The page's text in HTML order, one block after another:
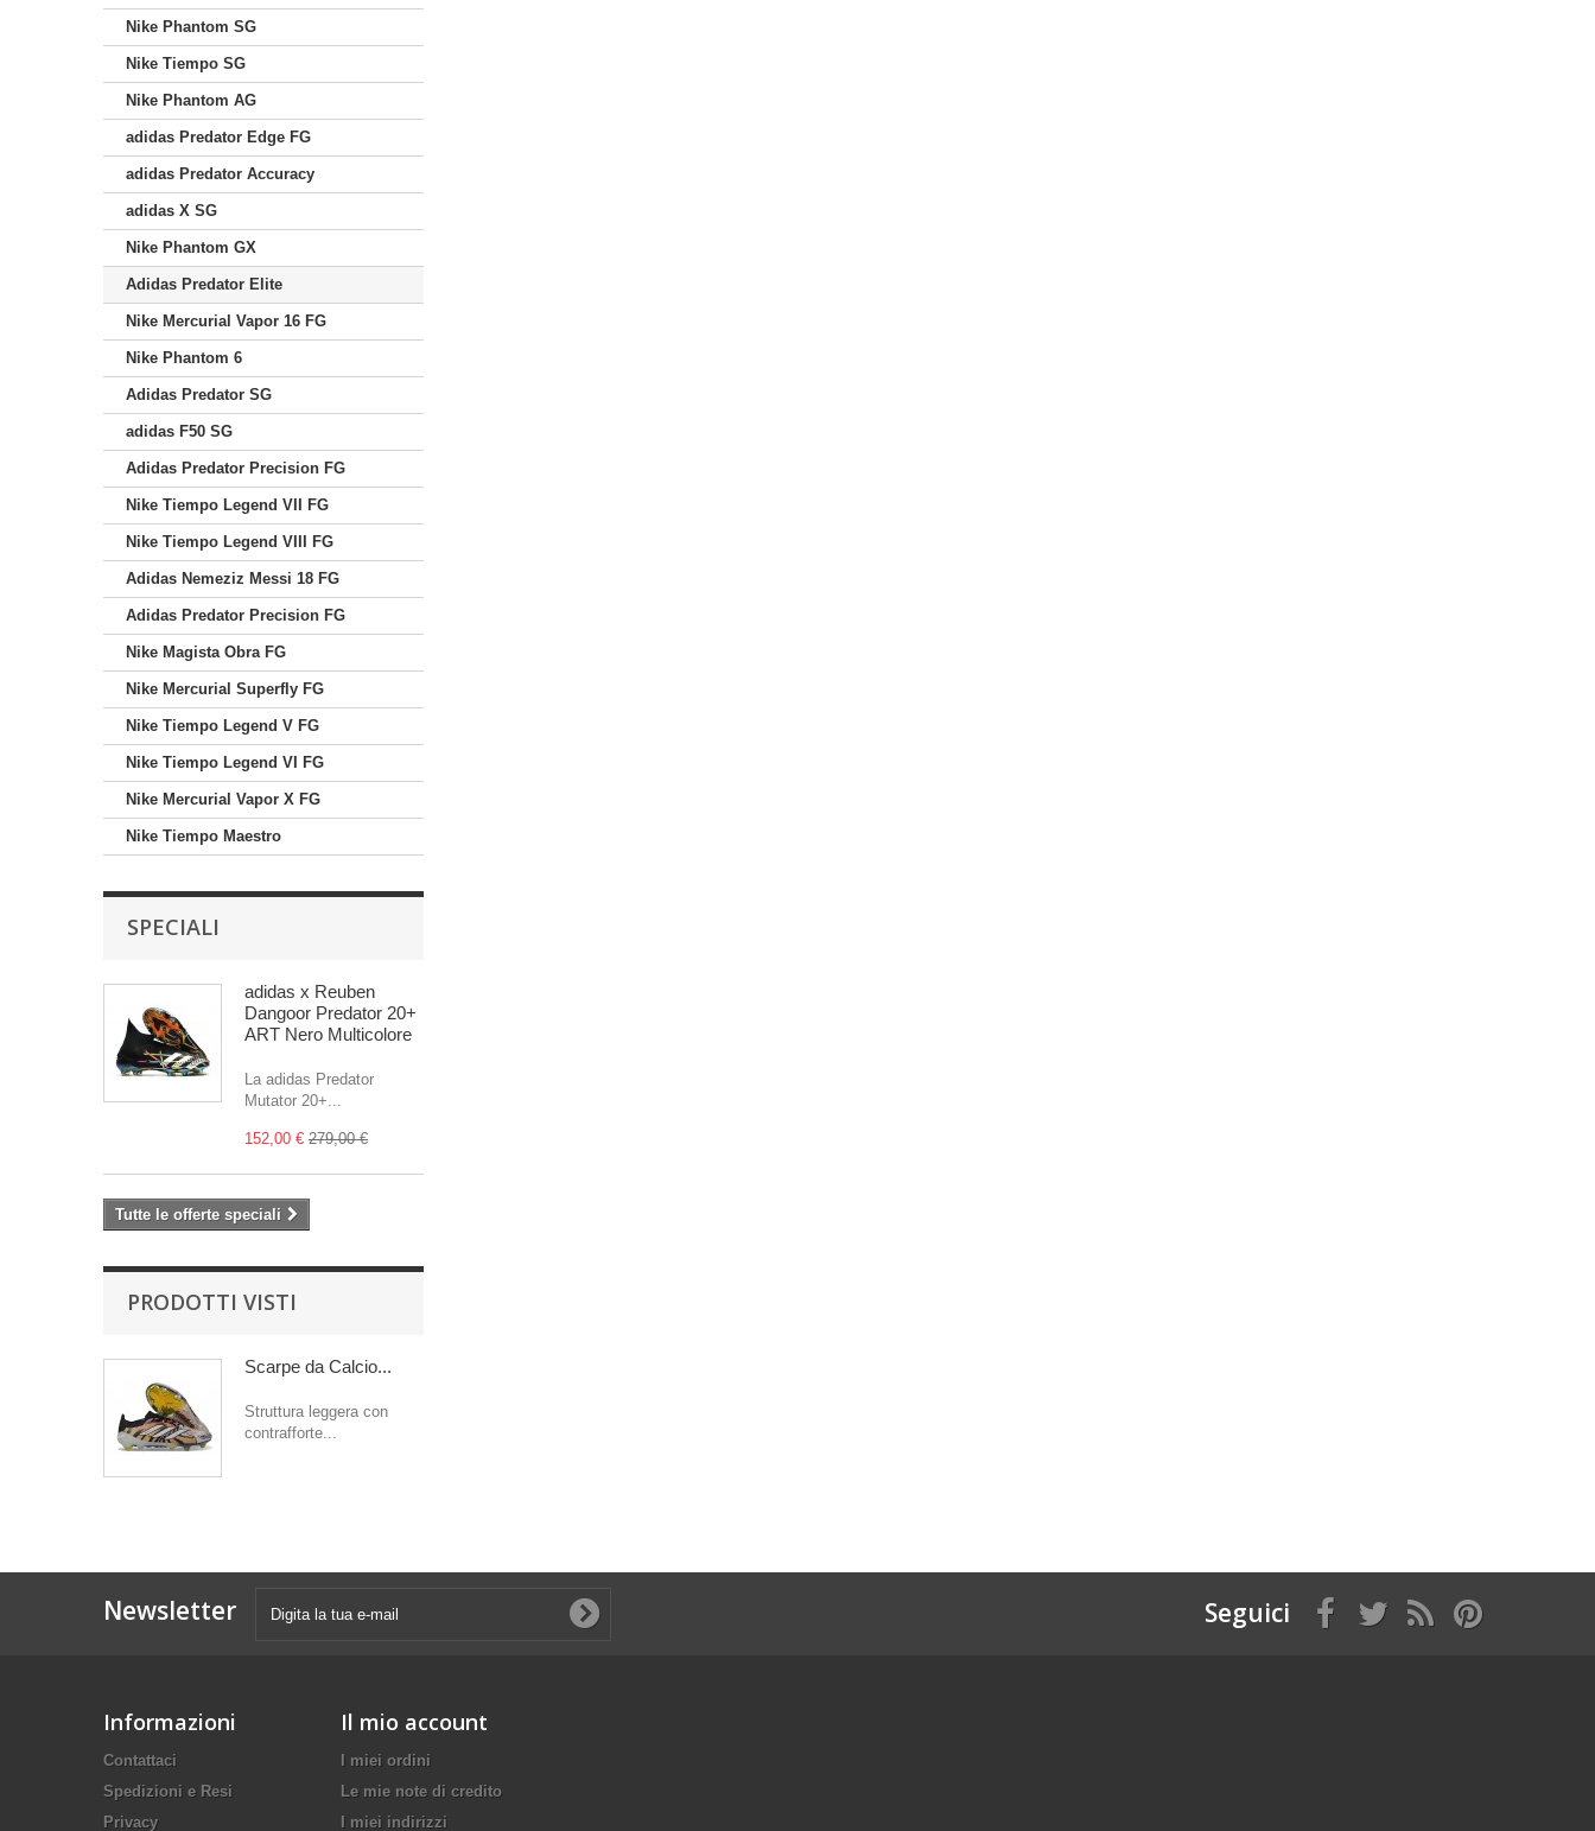
Nike Phantom SG
Nike Tiempo SG
Nike Phantom AG
adidas Predator Edge FG
adidas Predator Accuracy
adidas X SG
Nike Phantom GX
Adidas Predator Elite
Nike Mercurial Vapor 16 FG
Nike Phantom 6
Adidas Predator SG
adidas F50 SG
Adidas Predator Precision FG
Nike Tiempo Legend VII FG
Nike Tiempo Legend VIII FG
Adidas Nemeziz Messi 18 FG
Adidas Predator Precision FG
Nike Magista Obra FG
Nike Mercurial Superfly FG
Nike Tiempo Legend V FG
Nike Tiempo Legend VI FG
Nike Mercurial Vapor X FG
Nike Tiempo Maestro
SPECIALI
adidas x Reuben
Dangoor Predator 20+
ART Nero Multicolore
La adidas Predator
Mutator 20+...
152,00 € 279,00 €
Tutte le offerte speciali
PRODOTTI VISTI
Scarpe da Calcio...
Struttura leggera con
contrafforte...
Newsletter Seguici
Informazioni
Contattaci
Spedizioni e Resi
Privacy
Il mio account
I miei ordini
Le mie note di credito
I miei indirizzi